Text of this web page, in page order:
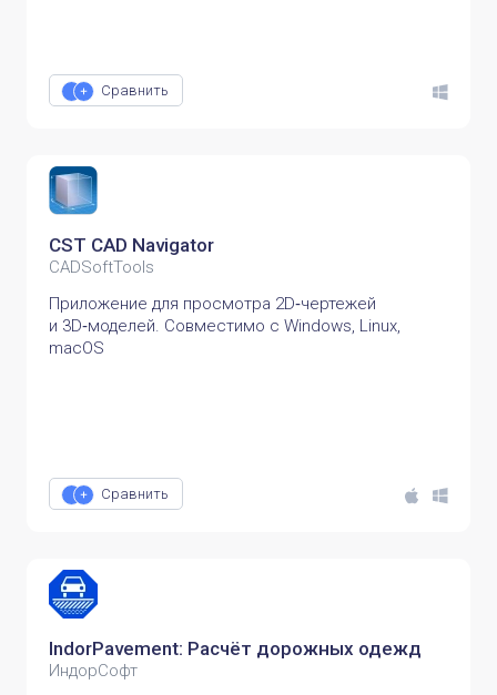
Сравнить
CST CAD Navigator
CADSoftTools
Приложение для просмотра 2D‑чертежей
и 3D‑моделей. Совместимо с Windows, Linux,
macOS
Сравнить
IndorPavement: Расчёт дорожных одежд
ИндорСофт